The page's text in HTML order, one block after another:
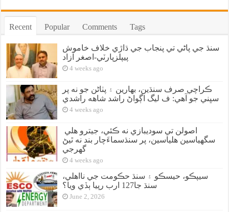
Recent Popular Comments Tags
سنڌ جي پاڻي تي پنجاب جي ڌاڙي خلاف خاموش
پيپلزپارٽي-اصغر آزاد
4 weeks ago
ڪراچي صرف سنڌين، بهارين ۽ پٺاڻن جو نه پر
سڀني جو آهي: ف ليگ اڳواڻ راشد شاهه راشدي
4 weeks ago
سگهياسين هلياسين، پر سنڌسماءَچار بند نه ٿيڻ
گهرجي
4 weeks ago
سيپڪو، حيسڪو ۽ سنڌ حڪومت جي نااهلي،
سنڌ جا127 ارب رپيا ٻڏي ويا؟
June 2, 2026